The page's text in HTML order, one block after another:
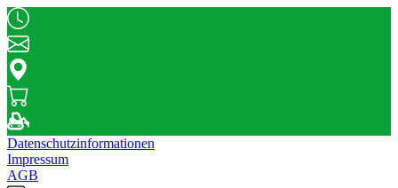
Datenschutzinformationen
Impressum
AGB